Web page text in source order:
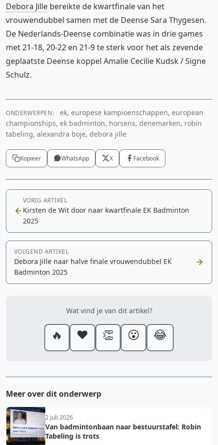
Debora Jille bereikte de kwartfinale van het
vrouwendubbel samen met de Deense Sara Thygesen.
De Nederlands-Deense combinatie was in drie games
met 21-18, 20-22 en 21-9 te sterk voor het als zevende
geplaatste Deense koppel Amalie Cecilie Kudsk / Signe
Schulz.
ONDERWERPEN:
ek, europese kampioenschappen, european
championships, ek badminton, horsens, denemarken, robin
tabeling, alexandra boje, debora jille
Kopieer WhatsApp X Facebook
VORIG ARTIKEL
Kirsten de Wit door naar kwartfinale EK Badminton
2025
VOLGEND ARTIKEL
Debora Jille naar halve finale vrouwendubbel EK
Badminton 2025
Wat vind je van dit artikel?
🔥 ❤️ 👏 😮 😂
Meer over dit onderwerp
2 juli 2026
Van badmintonbaan naar bestuurstafel: Robin
Tabeling is trots